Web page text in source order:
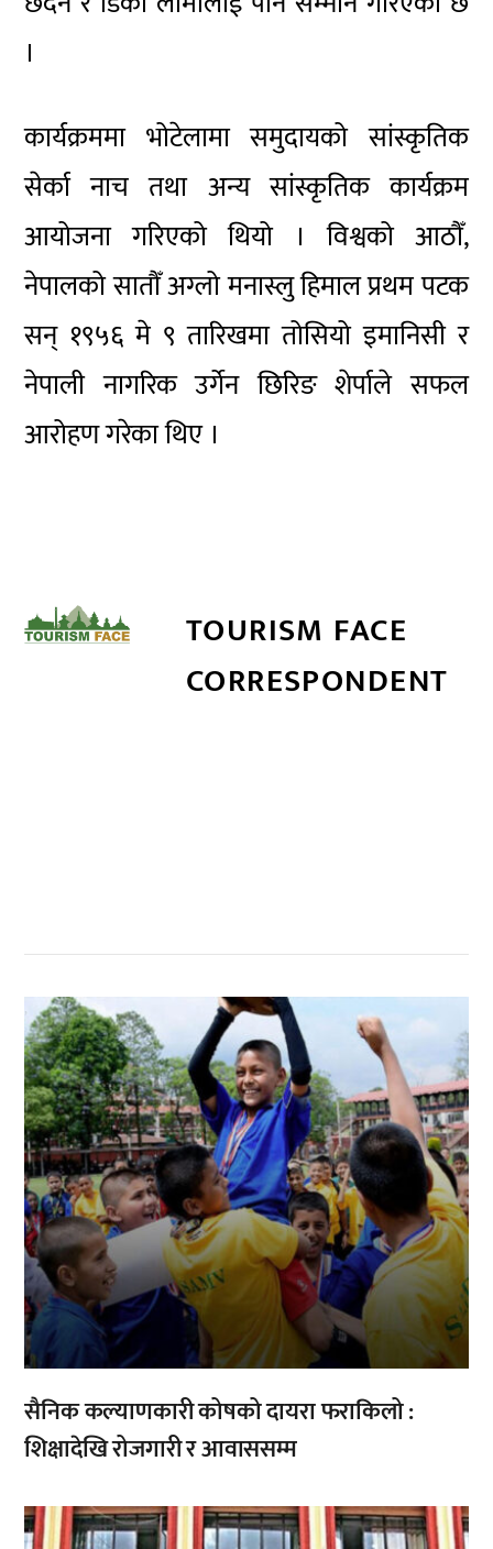
।
कार्यक्रममा भोटेलामा समुदायको सांस्कृतिक
सेर्का नाच तथा अन्य सांस्कृतिक कार्यक्रम
आयोजना गरिएको थियो । विश्वको आठौँ,
नेपालको सातौँ अग्लो मनास्लु हिमाल प्रथम पटक
सन् १९५६ मे ९ तारिखमा तोसियो इमानिसी र
नेपाली नागरिक उर्गेन छिरिङ शेर्पाले सफल
आरोहण गरेका थिए ।
TOURISM FACE
CORRESPONDENT
,
सैनिक कल्याणकारी कोषको दायरा फराकिलो :
शिक्षादेखि रोजगारी र आवाससम्म
,